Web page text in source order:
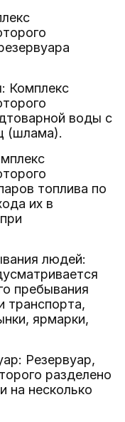
Комплекс
воды с
(шлама).
топлива по
их в
людей:
пребывания
транспорта,
ярмарки,
Резервуар,
разделено
на несколько